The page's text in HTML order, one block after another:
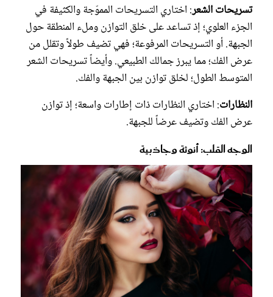
تسريحات الشعر: اختاري التسريحات المموّجة والكثيفة في
الجزء العلوي؛ إذ تساعد على خلق التوازن وملء المنطقة حول
الجبهة. أو التسريحات المرفوعة؛ فهي تضيف طولاً وتقلل من
عرض الفك؛ مما يبرز جمالك الطبيعي. وأيضاً تسريحات الشعر
المتوسط الطول؛ لخلق توازن بين الجبهة والفك.
النظارات: اختاري النظارات ذات إطارات واسعة؛ إذ توازن
عرض الفك وتضيف عرضاً للجبهة.
الوجه القلب: أنوثة وجاذبية